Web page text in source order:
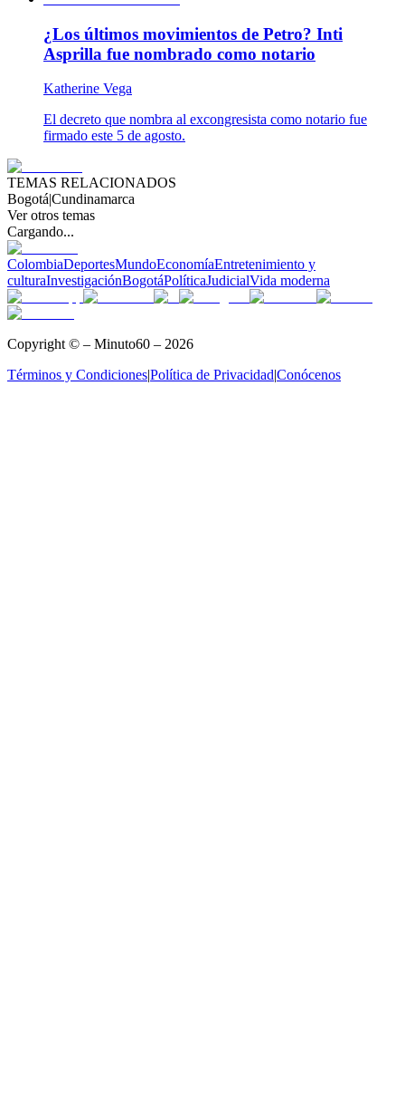
¿Los últimos movimientos de Petro? Inti
Asprilla fue nombrado como notario
Katherine Vega
El decreto que nombra al excongresista como notario fue
firmado este 5 de agosto.
TEMAS RELACIONADOS
Bogotá|Cundinamarca
Ver otros temas
Cargando...
ColombiaDeportesMundoEconomíaEntretenimiento y
culturaInvestigaciónBogotáPolíticaJudicialVida moderna
Copyright © – Minuto60 – 2026
Términos y Condiciones|Política de Privacidad|Conócenos